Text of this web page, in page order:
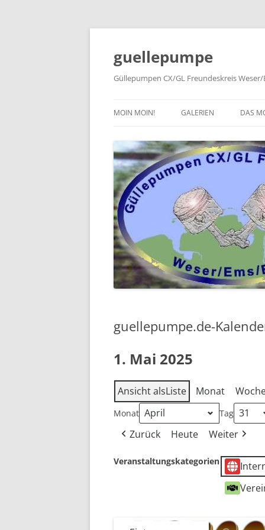
Zum
springen
guellepumpe
Güllepumpen CX/GL Freundeskreis Weser/
MOIN MOIN! GALERIEN
2025
2024
2023
2022
2019
2018
2016
VOR 2016 …
DAS
guellepumpe.de-
1. Mai 2025
Ansicht alsListe Monat
Monat Tag
Zurück Heute Weiter
Veranstaltungskategorien